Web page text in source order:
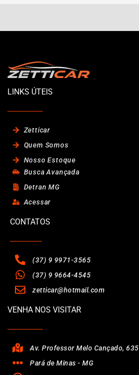
LINKS ÚTEIS
Zetticar
Quem Somos
Nosso Estoque
Busca Avançada
Detran MG
Acessar
CONTATOS
(37) 9 9971-3565
(37) 9 9664-4545
zetticar@hotmail.com
VENHA NOS VISITAR
Av. Professor Melo Cançado, 635
Pará de Minas - MG